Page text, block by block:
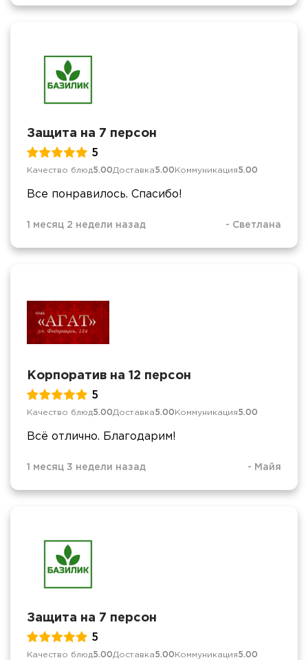
Защита на 7 персон
5
Качество блюд5.00Доставка5.00 Коммуникация5.00
Все понравилось. Спасибо!
1 месяц 2 недели назад - Светлана
Корпоратив на 12 персон
5
Качество блюд5.00Доставка5.00 Коммуникация5.00
Всё отлично. Благодарим!
1 месяц 3 недели назад - Майя
Защита на 7 персон
5
Качество блюд5.00Доставка5.00 Коммуникация5.00